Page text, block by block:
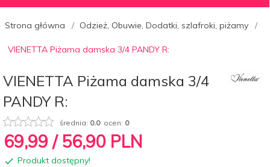
Strona główna Odzież, Obuwie, Dodatki, szlafroki, piżamy
VIENETTA Piżama damska 3/4 PANDY R:
VIENETTA Piżama damska 3/4
PANDY R:
średnia: 0.0ocen: 0
69,99 / 56,90 PLN
Produkt dostępny!